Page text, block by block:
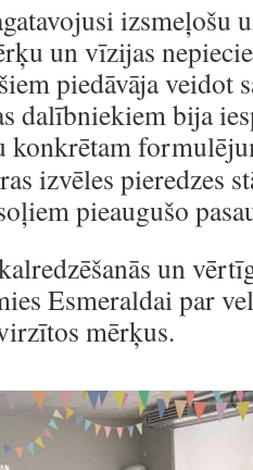
izsmeļošu
un vīzijas
piedāvāja veidot
dalībniekiem bija
konkrētam
izvēles pieredzes
pieaugušo
un
Esmeraldai par
mērķus.